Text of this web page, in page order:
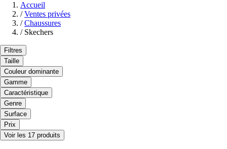
Accueil
/ Ventes privées
/ Chaussures
/ Skechers
Filtres
Taille
Couleur dominante
Gamme
Caractéristique
Genre
Surface
Prix
Voir les 17 produits